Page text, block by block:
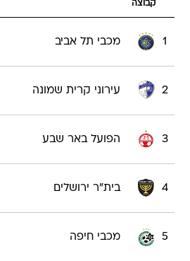
קבוצה
1 מכבי תל אביב
2 עירוני קרית שמונה
3 הפועל באר שבע
4 בית"ר ירושלים
5 מכבי חיפה